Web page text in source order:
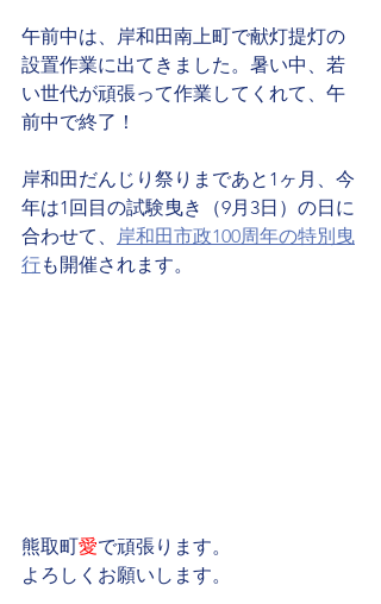
午前中は、岸和田南上町で献灯提灯の
設置作業に出てきました。暑い中、若
い世代が頑張って作業してくれて、午
前中で終了！
岸和田だんじり祭りまであと1ヶ月、今
年は1回目の試験曳き（9月3日）の日に
合わせて、
岸和田市政100周年の特別曳
行も開催されます。
熊取町愛で頑張ります。
よろしくお願いします。